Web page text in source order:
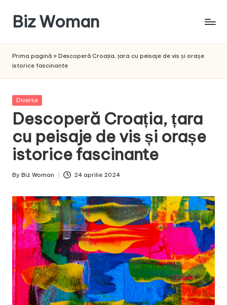
content
Biz Woman
succesul
Prima pagină » Descoperă Croația, țara cu peisaje de vis și orașe
istorice fascinante
Posted
Diverse
Descoperă Croația, țara
cu peisaje de vis și orașe
istorice fascinante
Posted
By Biz Woman 24 aprilie 2024